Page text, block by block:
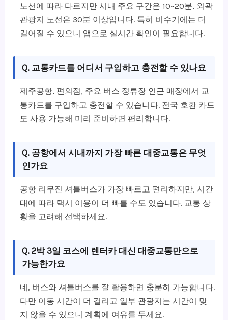
노선에 따라 다르지만 시내 주요 구간은 10~20분, 외곽
관광지 노선은 30분 이상입니다. 특히 비수기에는 더
길어질 수 있으니 앱으로 실시간 확인이 필요합니다.
Q. 교통카드를 어디서 구입하고 충전할 수 있나요
제주공항, 편의점, 주요 버스 정류장 인근 매장에서 교
통카드를 구입하고 충전할 수 있습니다. 전국 호환 카드
도 사용 가능해 미리 준비하면 편리합니다.
Q. 공항에서 시내까지 가장 빠른 대중교통은 무엇
인가요
공항 리무진 셔틀버스가 가장 빠르고 편리하지만, 시간
대에 따라 택시 이용이 더 빠를 수도 있습니다. 교통 상
황을 고려해 선택하세요.
Q. 2박 3일 코스에 렌터카 대신 대중교통만으로
가능한가요
네, 버스와 셔틀버스를 잘 활용하면 충분히 가능합니다.
다만 이동 시간이 더 걸리고 일부 관광지는 시간이 맞
지 않을 수 있으니 계획에 여유를 두세요.